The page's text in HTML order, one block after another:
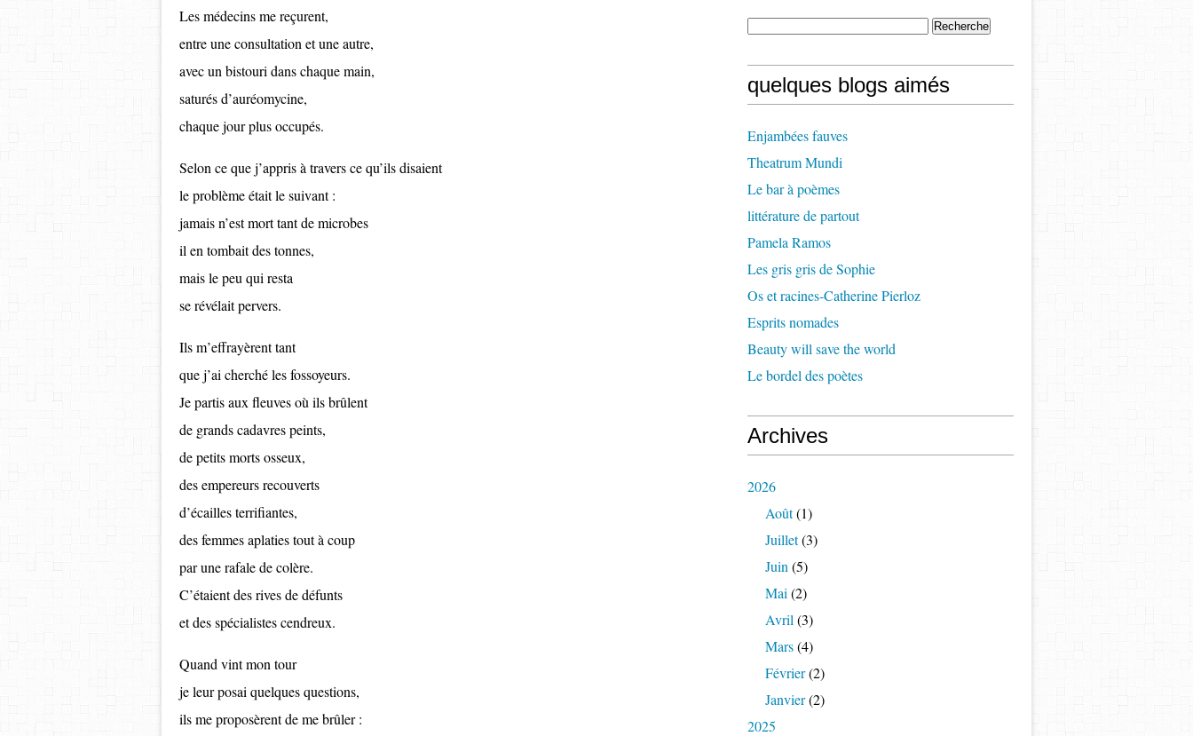
Les médecins me reçurent,
entre une consultation et une autre,
avec un bistouri dans chaque main,
saturés d’auréomycine,
chaque jour plus occupés.
Selon ce que j’appris à travers ce qu’ils disaient
le problème était le suivant :
jamais n’est mort tant de microbes
il en tombait des tonnes,
mais le peu qui resta
se révélait pervers.
Ils m’effrayèrent tant
que j’ai cherché les fossoyeurs.
Je partis aux fleuves où ils brûlent
de grands cadavres peints,
de petits morts osseux,
des empereurs recouverts
d’écailles terrifiantes,
des femmes aplaties tout à coup
par une rafale de colère.
C’étaient des rives de défunts
et des spécialistes cendreux.
Quand vint mon tour
je leur posai quelques questions,
ils me proposèrent de me brûler :
quelques blogs aimés
Enjambées fauves
Theatrum Mundi
Le bar à poèmes
littérature de partout
Pamela Ramos
Les gris gris de Sophie
Os et racines-Catherine Pierloz
Esprits nomades
Beauty will save the world
Le bordel des poètes
Archives
2026
Août(1)
Juillet(3)
Juin (5)
Mai (2)
Avril (3)
Mars(4)
Février(2)
Janvier(2)
2025